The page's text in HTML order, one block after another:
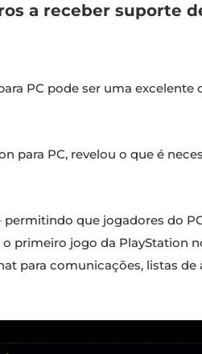
a receber suporte
PC pode ser uma excelente
para PC, revelou o que é
permitindo que jogadores do
primeiro jogo da PlayStation
para comunicações, listas de